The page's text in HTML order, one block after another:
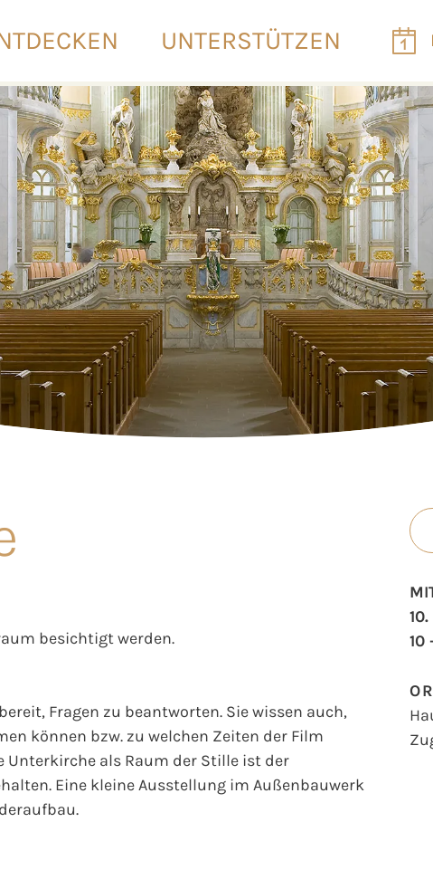
UNTERSTÜTZEN
besichtigt werden.
Fragen zu beantworten. Sie wissen auch,
können bzw. zu welchen Zeiten der Film
Unterkirche als Raum der Stille ist der
Eine kleine Ausstellung im Außenbauwerk
10